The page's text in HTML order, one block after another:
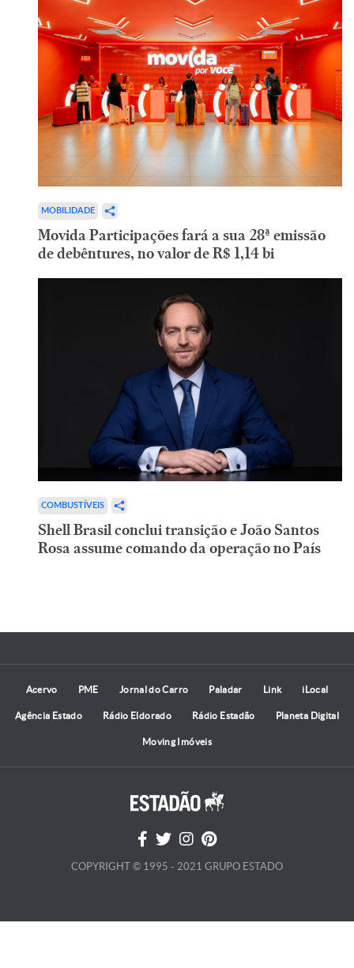
MOBILIDADE
Movida Participações fará a sua 28ª emissão
de debêntures, no valor de R$ 1,14 bi
COMBUSTÍVEIS
Shell Brasil conclui transição e João Santos
Rosa assume comando da operação no País
Acervo PME Jornal do Carro Paladar Link iLocal
Agência Estado Rádio Eldorado Rádio Estadão Planeta Digital
Moving Imóveis
COPYRIGHT © 1995 - 2021 GRUPO ESTADO